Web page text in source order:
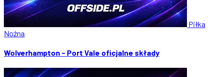
Piłka
Nożna
Wolverhampton - Port Vale oficjalne składy